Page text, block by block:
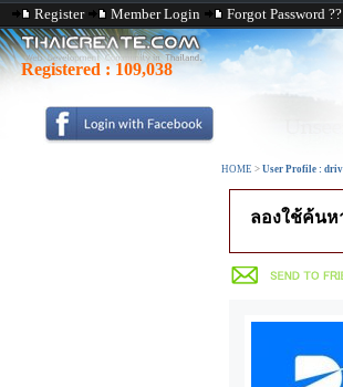
Register Member Login Forgot Password ??
Registered : 109,038
HOME > User Profile :
ลองใช้ค้น